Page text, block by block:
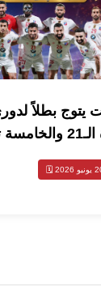
يتوج بطلاً
توالياً